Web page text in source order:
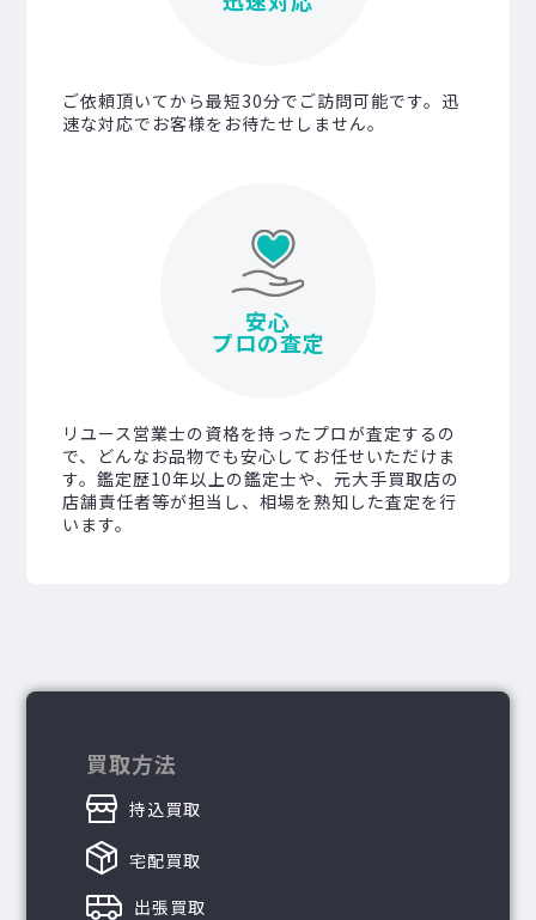
買取方法
持込買取
宅配買取
出張買取
ご依頼頂いてから最短30分でご訪問可能です。迅
速な対応でお客様をお待たせしません。
安心
プロの査定
リユース営業士の資格を持ったプロが査定するの
で、どんなお品物でも安心してお任せいただけま
す。鑑定歴10年以上の鑑定士や、元大手買取店の
店舗責任者等が担当し、相場を熟知した査定を行
います。